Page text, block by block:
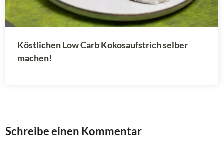
Köstlichen Low Carb Kokosaufstrich selber
machen!
Schreibe einen Kommentar